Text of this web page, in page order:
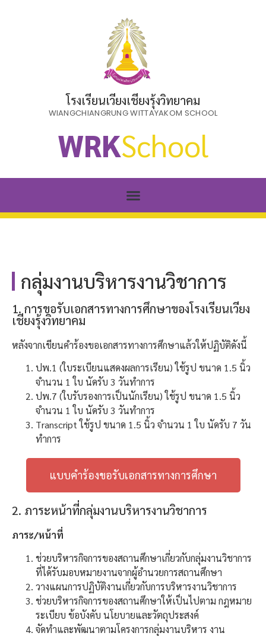
โรงเรียนเวียงเชียงรุ้งวิทยาคม
WIANGCHIANGRUNG WITTAYAKOM SCHOOL
WRKSchool
กลุ่มงานบริหารงานวิชาการ
1. การขอรับเอกสารทางการศึกษาของโรงเรียนเวียง
เชียงรุ้งวิทยาคม
หลังจากเขียนคำร้องขอเอกสารทางการศึกษาแล้วให้ปฏิบัติดังนี้
ปพ.1 (ใบระเบียนแสดงผลการเรียน) ใช้รูป ขนาด 1.5 นิ้ว
จำนวน 1 ใบ นัดรับ 3 วันทำการ
ปพ.7 (ใบรับรองการเป็นนักเรียน) ใช้รูป ขนาด 1.5 นิ้ว
จำนวน 1 ใบ นัดรับ 3 วันทำการ
Transcript ใช้รูป ขนาด 1.5 นิ้ว จำนวน 1 ใบ นัดรับ 7 วัน
ทำการ
แบบคำร้องขอรับเอกสารทางการศึกษา
2. ภาระหน้าที่กลุ่มงานบริหารงานวิชาการ
ภาระ/หน้าที่
ช่วยบริหารกิจการของสถานศึกษาเกี่ยวกับกลุ่มงานวิชาการ
ที่ได้รับมอบหมายงานจากผู้อำนวยการสถานศึกษา
วางแผนการปฏิบัติงานเกี่ยวกับการบริหารงานวิชาการ
ช่วยบริหารกิจการของสถานศึกษาให้เป็นไปตาม กฎหมาย
ระเบียบ ข้อบังคับ นโยบายและวัตถุประสงค์
จัดทำและพัฒนาตามโครงการกลุ่มงานบริหาร งาน